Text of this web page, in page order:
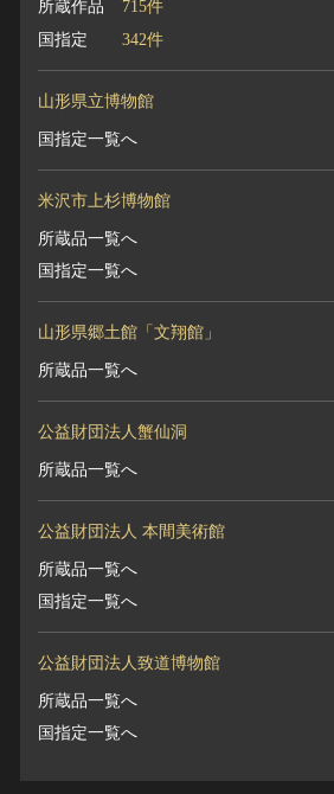
所蔵作品
715件
国指定
342件
山形県立博物館
国指定一覧へ
米沢市上杉博物館
所蔵品一覧へ
国指定一覧へ
山形県郷土館「文翔館」
所蔵品一覧へ
公益財団法人蟹仙洞
所蔵品一覧へ
公益財団法人 本間美術館
所蔵品一覧へ
国指定一覧へ
公益財団法人致道博物館
所蔵品一覧へ
国指定一覧へ